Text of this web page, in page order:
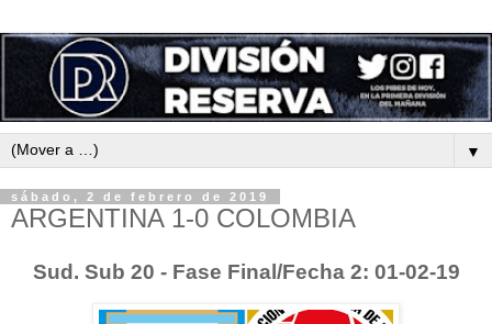
▼
sábado, 2 de febrero de 2019
ARGENTINA 1-0 COLOMBIA
Sud. Sub 20 - Fase Final/Fecha 2: 01-02-19